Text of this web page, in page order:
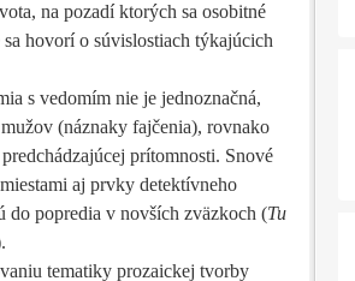
na pozadí ktorých sa osobitné
sa hovorí o súvislostiach týkajúcich
s vedomím nie je jednoznačná,
(náznaky fajčenia), rovnako
prítomnosti. Snové
aj prvky detektívneho
do popredia v novších zväzkoch (Tu
tematiky prozaickej tvorby